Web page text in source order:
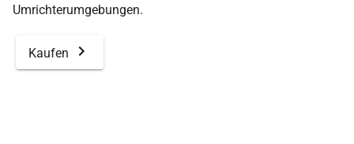
Umrichterumgebungen.
Kaufen